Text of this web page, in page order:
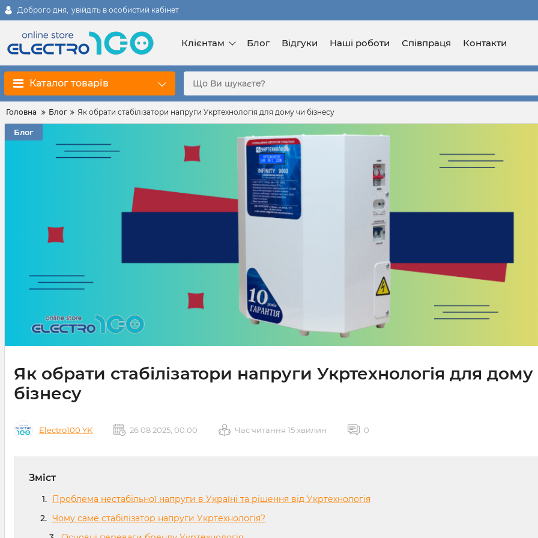
Доброго дня, увійдіть в особистий кабінет
Клієнтам Блог Відгуки Наші роботи Співпраця Контакти
Каталог товарів
Головна Блог Як обрати стабілізатори напруги Укртехнологія для дому чи бізнесу
Блог
Як обрати стабілізатори напруги Укртехнологія для
бізнесу
Electro100 YK 26 08 2025, 00:00 Час читання 15 хвилин 0
Зміст
Проблема нестабільної напруги в Україні та рішення від Укртехнологія
Чому саме стабілізатор напруги Укртехнологія?